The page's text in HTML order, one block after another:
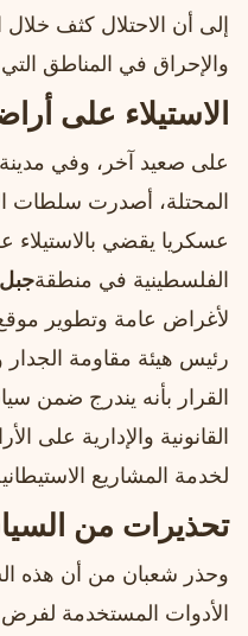
إلى أن الاحتلال كثف خلال
والإحراق في المناطق
الاستيلاء على
على صعيد آخر، وفي مدينة
المحتلة، أصدرت سلطات
عسكريا يقضي بالاستيلاء
الفلسطينية في منطقة
لأغراض عامة وتطوير
رئيس هيئة مقاومة الجدار
القرار بأنه يندرج ضمن
القانونية والإدارية على
لخدمة المشاريع
تحذيرات من
وحذر شعبان من أن هذه
الأدوات المستخدمة